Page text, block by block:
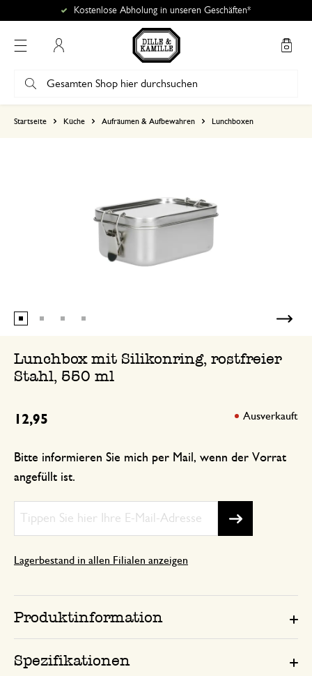
Kostenlose Abholung in unseren Geschäften*
Startseite Küche Aufräumen & Aufbewahren Lunchboxen
Lunchbox mit Silikonring, rostfreier
Stahl, 550 ml
12,95
Bitte informieren Sie mich per Mail, wenn der Vorrat
angefüllt ist.
Ausverkauft
Lagerbestand in allen Filialen anzeigen
Produktinformation
Spezifikationen
1
Tolle Qualität!